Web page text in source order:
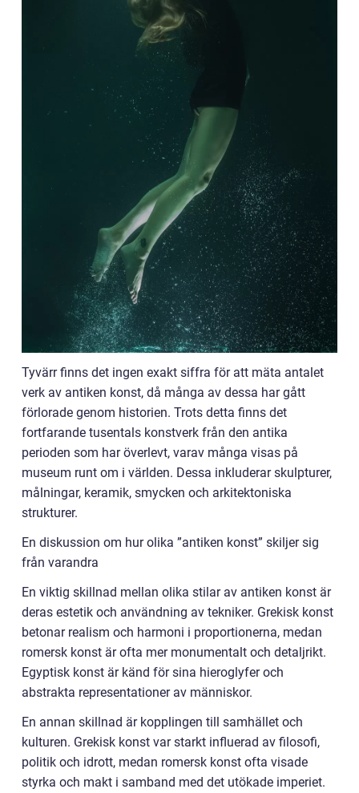
Tyvärr finns det ingen exakt siffra för att mäta antalet
verk av antiken konst, då många av dessa har gått
förlorade genom historien. Trots detta finns det
fortfarande tusentals konstverk från den antika
perioden som har överlevt, varav många visas på
museum runt om i världen. Dessa inkluderar skulpturer,
målningar, keramik, smycken och arkitektoniska
strukturer.
En diskussion om hur olika ”antiken konst” skiljer sig
från varandra
En viktig skillnad mellan olika stilar av antiken konst är
deras estetik och användning av tekniker. Grekisk konst
betonar realism och harmoni i proportionerna, medan
romersk konst är ofta mer monumentalt och detaljrikt.
Egyptisk konst är känd för sina hieroglyfer och
abstrakta representationer av människor.
En annan skillnad är kopplingen till samhället och
kulturen. Grekisk konst var starkt influerad av filosofi,
politik och idrott, medan romersk konst ofta visade
styrka och makt i samband med det utökade imperiet.